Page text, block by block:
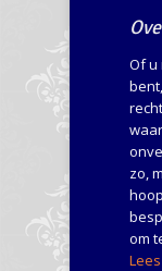
Of u
zo,
om